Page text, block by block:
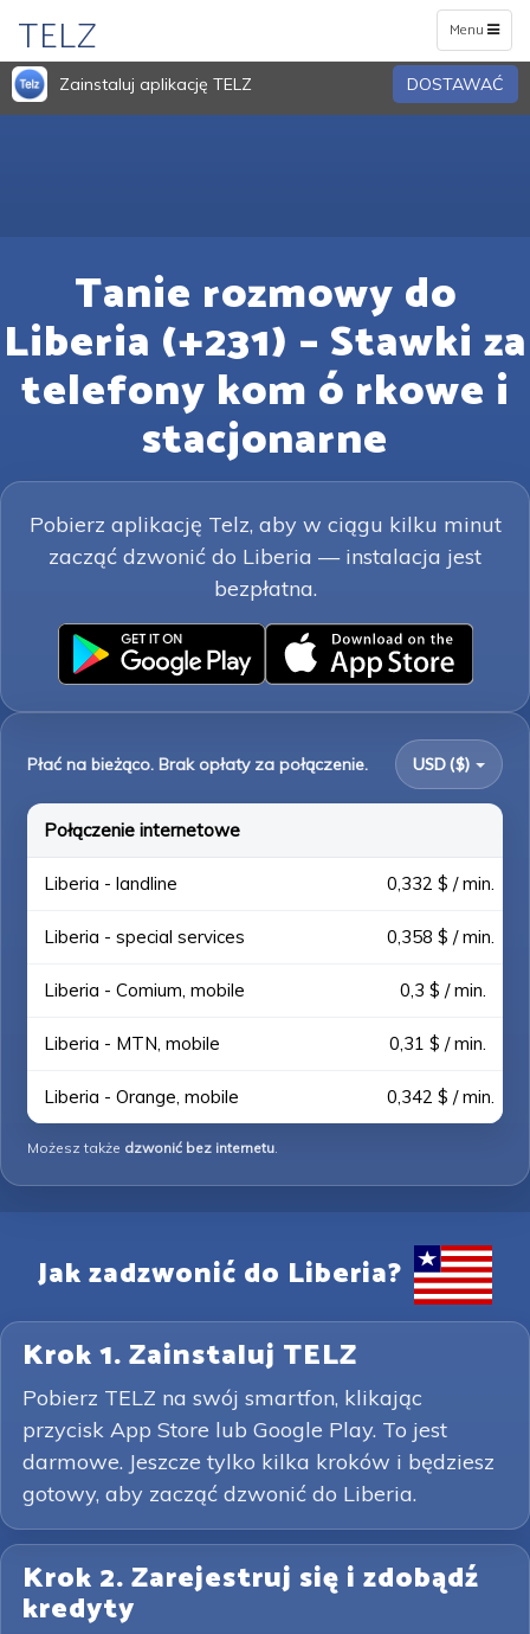
Toggle
navigation
Menu
TELZ
Zainstaluj aplikację TELZ DOSTAWAĆ
Tanie rozmowy do
Liberia (+231) – Stawki za
telefony kom ó rkowe i
stacjonarne
Pobierz aplikację Telz, aby w ciągu kilku minut
zacząć dzwonić do Liberia — instalacja jest
bezpłatna.
Płać na bieżąco. Brak opłaty za połączenie. USD ($)
Połączenie internetowe
Liberia - landline 0,332 $ / min.
Liberia - special services 0,358 $ / min.
Liberia - Comium, mobile 0,3 $ / min.
Liberia - MTN, mobile 0,31 $ / min.
Liberia - Orange, mobile 0,342 $ / min.
Możesz także dzwonić bez internetu.
Jak zadzwonić do Liberia?
Krok 1. Zainstaluj TELZ
Pobierz TELZ na swój smartfon, klikając
przycisk App Store lub Google Play. To jest
darmowe. Jeszcze tylko kilka kroków i będziesz
gotowy, aby zacząć dzwonić do Liberia.
Krok 2. Zarejestruj się i zdobądź
kredyty